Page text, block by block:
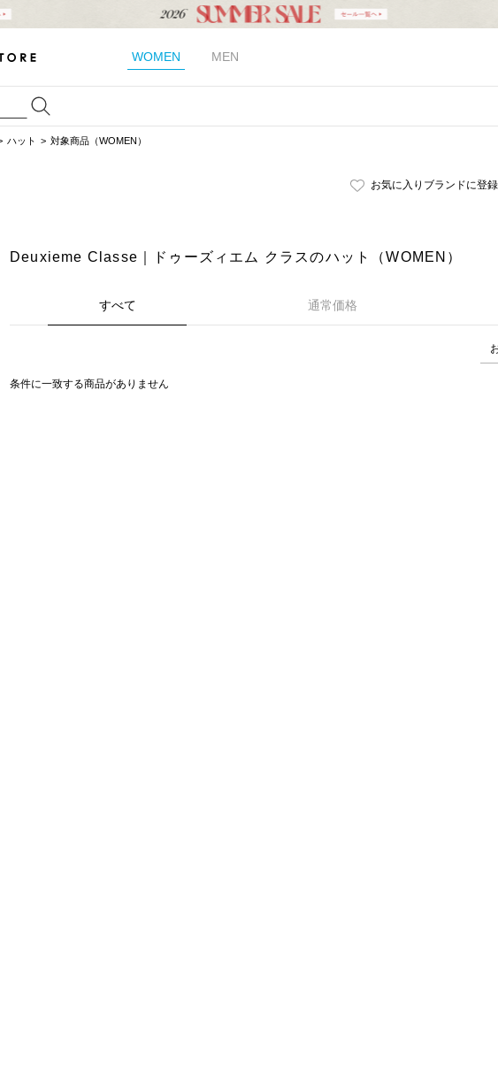
WOMEN MEN
ハット 対象商品（WOMEN）
お気に入りブランドに登録
Deuxieme Classe｜ドゥーズィエム クラスのハット（WOMEN）
すべて 通常価格
条件に一致する商品がありません